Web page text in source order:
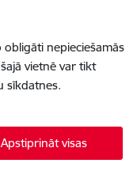
nepieciešamās
vietnē var tikt
sīkdatnes.
Apstiprināt visas